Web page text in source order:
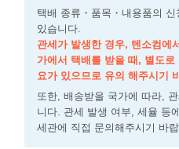
택배 종류・품목・내용품의
있습니다.
관세가 발생한 경우, 텐소컴에
가에서 택배를 받을 때, 별도
요가 있으므로 유의 해주시기
또한, 배송받을 국가에 따라,
니다. 관세 발생 여부, 세율 등
세관에 직접 문의해주시기 바랍